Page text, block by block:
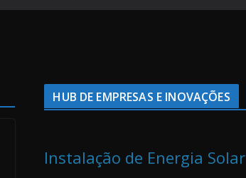
HUB DE EMPRESAS E INOVAÇÕES
Instalação de Energia Solar